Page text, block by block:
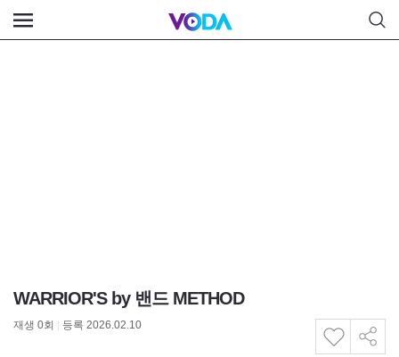
WARRIOR'S by 밴드 METHOD
재생 0회 등록 2026.02.10